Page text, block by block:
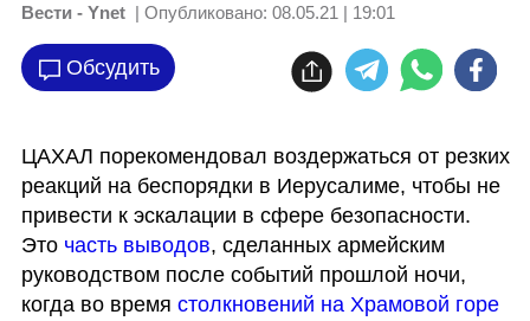
Вести - Ynet | Опубликовано: 08.05.21 | 19:01
Обсудить
ЦАХАЛ порекомендовал воздержаться от резких
реакций на беспорядки в Иерусалиме, чтобы не
привести к эскалации в сфере безопасности.
Это часть выводов, сделанных армейским
руководством после событий прошлой ночи,
когда во время
столкновений на Храмовой горе